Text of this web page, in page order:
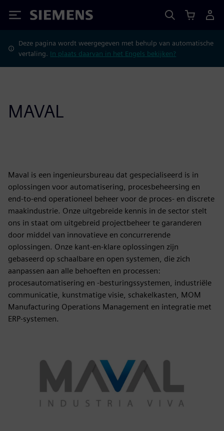
Siemens
Deze pagina wordt weergegeven met behulp van automatische
vertaling. In plaats daarvan in het Engels bekijken?
MAVAL
Maval is een ingenieursbureau dat gespecialiseerd is in
oplossingen voor automatisering, procesbeheersing en
end-to-end operationeel beheer voor de proces- en discrete
maakindustrie. Onze uitgebreide kennis in de sector stelt
ons in staat om uitgebreid projectbeheer te garanderen
door middel van innovatieve en concurrerende
oplossingen. Onze kant-en-klare oplossingen zijn
gebaseerd op schaalbare en open systemen, die zich
aanpassen aan alle behoeften en processen:
procesautomatisering en -besturingssystemen, industriële
communicatie, kunstmatige visie, schakelkasten, MOM
Manufacturing Operations Management en integratie met
ERP-systemen.